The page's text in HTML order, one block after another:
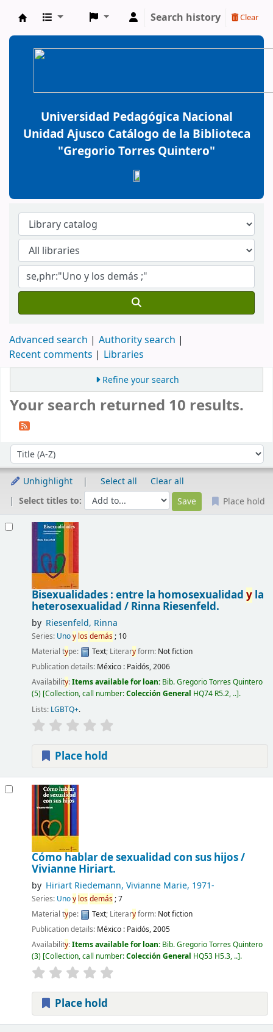
BiblioGTQ
Search history Clear
Universidad Pedagógica Nacional
Unidad Ajusco Catálogo de la Biblioteca
"Gregorio Torres Quintero"
Advanced search
Authority search
Recent comments
Libraries
Refine your search
Your search returned 10 results.
Sort by:
Unhighlight Select all
Clear all
Select titles to:
Place hold
Bisexualidades : entre la homosexualidad yla
heterosexualidad / Rinna Riesenfeld.
by Riesenfeld, Rinna
Series: Unoy losdemás; 10
Material type: Text; Literaryform: Not fiction
Publication details: México : Paidós,2006
Availability:Items available for loan: Bib. Gregorio Torres Quintero
(5) Collection, call number:Colección General HQ74 R5.2, .. .
Lists: LGBTQ+.
Place hold
Cómo hablar de sexualidad con sus hijos /
Vivianne Hiriart.
by Hiriart Riedemann, Vivianne Marie, 1971-
Series: Unoy losdemás; 7
Material type: Text; Literaryform: Not fiction
Publication details: México : Paidós,2005
Availability:Items available for loan: Bib. Gregorio Torres Quintero
(3) Collection, call number:Colección General HQ53 H5.3, .. .
Place hold